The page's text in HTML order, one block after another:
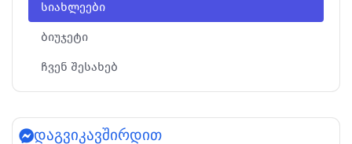
სიახლეები
ბიუჯეტი
ჩვენ შესახებ
დაგვიკავშირდით